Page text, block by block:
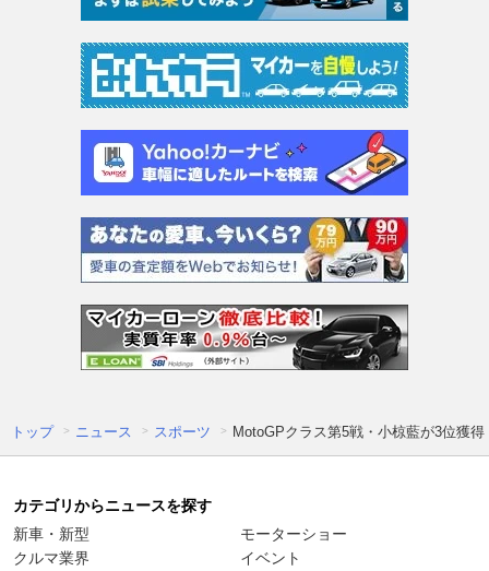
トップ ニュース スポーツ MotoGPクラス第5戦・小椋藍が3位獲
カテゴリからニュースを探す
新車・新型
クルマ業界
モーターショー
イベント